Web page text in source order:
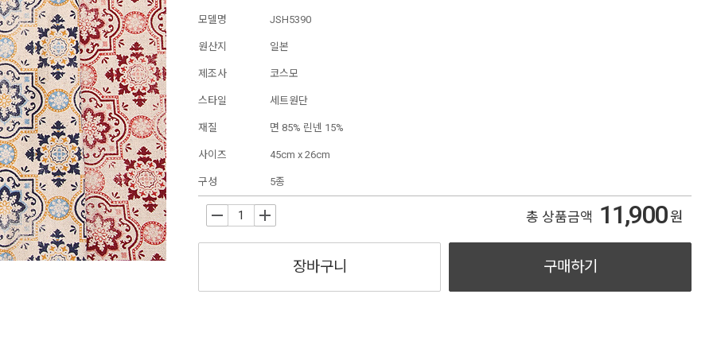
모델명 JSH5390
원산지 일본
제조사 코스모
스타일 세트원단
재질 면 85% 린넨 15%
사이즈 45cm x 26cm
구성 5종
+ 총 상품금액 11,900원
장바구니 구매하기